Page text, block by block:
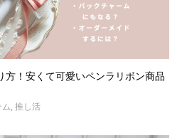
方！安くて可愛いペンラリボン商品
, 推し活